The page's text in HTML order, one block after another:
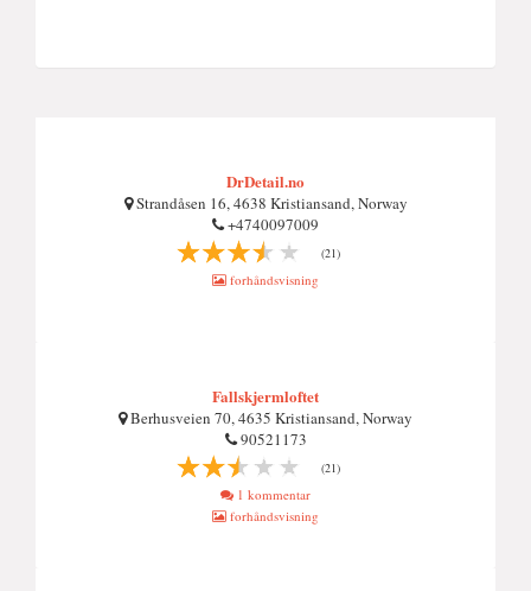
DrDetail.no
Strandåsen 16, 4638 Kristiansand, Norway
+4740097009
(21)
forhåndsvisning
Fallskjermloftet
Berhusveien 70, 4635 Kristiansand, Norway
90521173
(21)
1 kommentar
forhåndsvisning